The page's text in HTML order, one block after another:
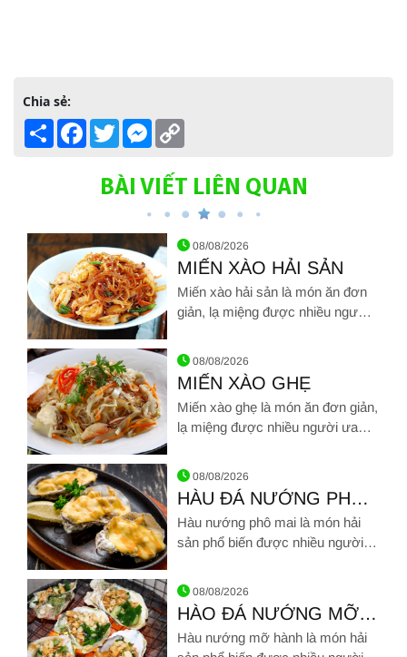
Chia sẻ:
Share Facebook
TwitterMessenger
BÀI VIẾT LIÊN QUAN
Hình ảnh về MIẾN XÀO HẢI SẢN
08/08/2026
MIẾN XÀO HẢI SẢN
Miến xào hải sản là món ăn đơn
giản, lạ miệng được nhiều người
nêm nếm đậm đà hòa cùng đủ
loại hải sản tươi ngọt khiến món
miến xào hải sản như một bữa
tiệc nhỏ thơm ngon
Hình ảnh về MIẾN XÀO GHẸ
08/08/2026
MIẾN XÀO GHẸ
Miến xào ghẹ là món ăn đơn giản,
lạ miệng được nhiều người ưa
nêm nếm đậm đà hòa cùng thịt
ghẹ tươi ngọt khiến món miến
xào như một bữa tiệc nhỏ thơm
ngon. Miến xào ghẹ dễ chế biến,
linh hoạt khi phối hợp với nhiều
chế biến
Hình ảnh về HÀU ĐÁ NƯỚNG PHÔ MAI
08/08/2026
HÀU ĐÁ NƯỚNG PHÔ
MAI
Hàu nướng phô mai là món hải
sản phổ biến được nhiều người
hàng quán vừa là "bài thuốc" bổ
dưỡng
08/08/2026
HÀO ĐÁ NƯỚNG MỠ
HÀNH
Hàu nướng mỡ hành là món hải